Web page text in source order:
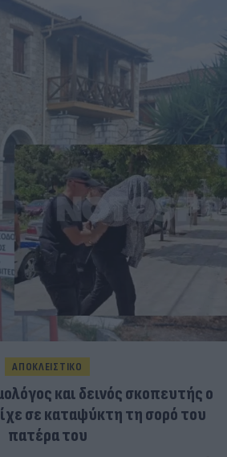
ΑΠΟΚΛΕΙΣΤΙΚΟ
και δεινός σκοπευτής ο
σε καταψύκτη τη σορό του
πατέρα του